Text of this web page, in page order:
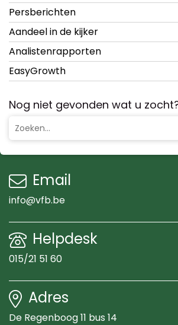
Persberichten
Aandeel in de kijker
Analistenrapporten
EasyGrowth
Nog niet gevonden wat u
Email
info@vfb.be
Helpdesk
015/21 51 60
Adres
De Regenboog 11 bus 14